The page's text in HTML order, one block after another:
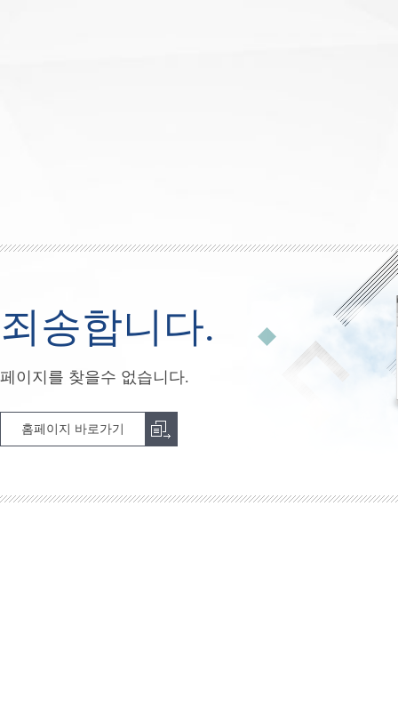
죄송합니다.
페이지를 찾을수 없습니다.
홈페이지 바로가기